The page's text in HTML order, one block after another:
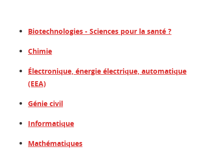
Biotechnologies - Sciences pour la santé ?
Chimie
Électronique, énergie électrique, automatique
(EEA)
Génie civil
Informatique
Mathématiques